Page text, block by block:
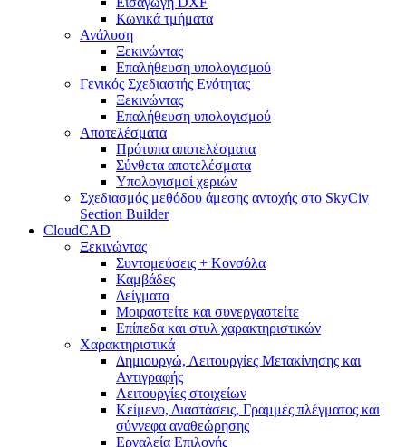
Κωνικά τμήματα
Ανάλυση
Ξεκινώντας
Επαλήθευση υπολογισμού
Γενικός Σχεδιαστής Ενότητας
Ξεκινώντας
Επαλήθευση υπολογισμού
Αποτελέσματα
Πρότυπα αποτελέσματα
Σύνθετα αποτελέσματα
Υπολογισμοί χεριών
Σχεδιασμός μεθόδου άμεσης αντοχής στο SkyCiv
Section Builder
CloudCAD
Ξεκινώντας
Συντομεύσεις + Κονσόλα
Καμβάδες
Δείγματα
Μοιραστείτε και συνεργαστείτε
Επίπεδα και στυλ χαρακτηριστικών
Χαρακτηριστικά
Δημιουργώ, Λειτουργίες Μετακίνησης και
Αντιγραφής
Λειτουργίες στοιχείων
Κείμενο, Διαστάσεις, Γραμμές πλέγματος και
σύννεφα αναθεώρησης
Εργαλεία Επιλογής